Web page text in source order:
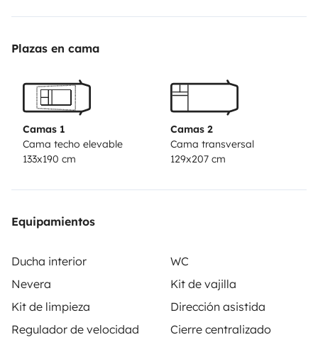
para mayor disfrute del cielo nocturno. Las camas
capacidad de almacenaje del frigorífico. El vehículo
esta dotado de un motor de 170cv lo que te garantiza
con un consumo contenido.
Plazas en cama
Camas 1
Cama techo elevable
133x190 cm
Camas 2
Cama transversal
129x207 cm
Equipamientos
Ducha interior
WC
Nevera
Kit de vajilla
Kit de limpieza
Dirección asistida
Regulador de velocidad
Cierre centralizado